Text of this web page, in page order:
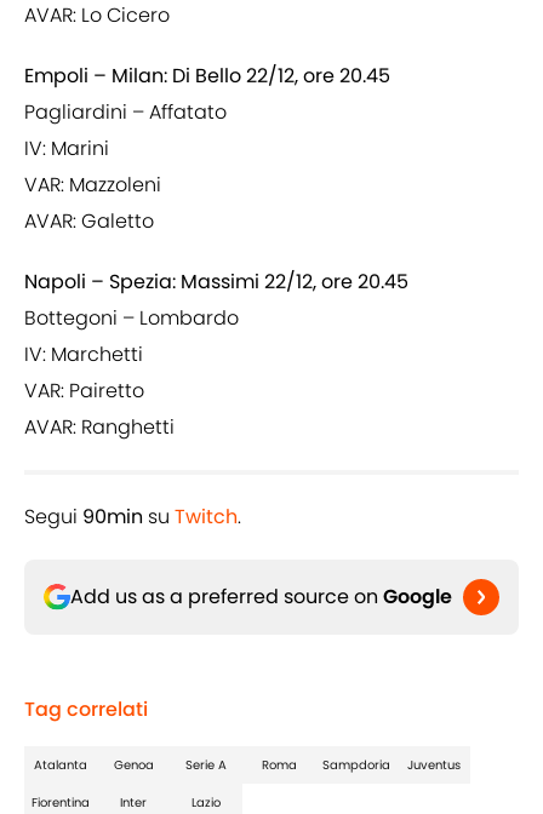
AVAR: Lo Cicero
Empoli – Milan: Di Bello 22/12, ore 20.45
Pagliardini – Affatato
IV: Marini
VAR: Mazzoleni
AVAR: Galetto
Napoli – Spezia: Massimi 22/12, ore 20.45
Bottegoni – Lombardo
IV: Marchetti
VAR: Pairetto
AVAR: Ranghetti
Segui 90min su Twitch.
Add us as a preferred source on Google
Tag correlati
Atalanta Genoa Serie A Roma Sampdoria Juventus
Fiorentina Inter Lazio